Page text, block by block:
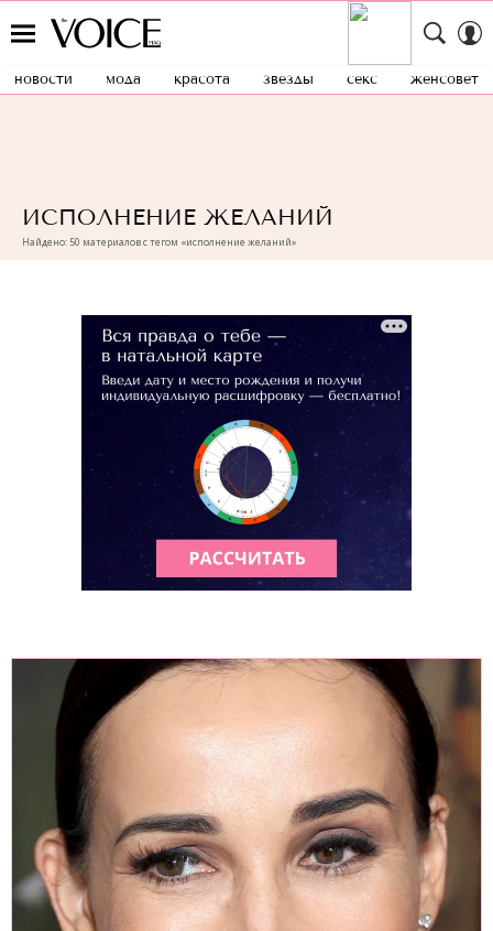
новости мода красота звезды секс женсовет
ИСПОЛНЕНИЕ ЖЕЛАНИЙ
Найдено: 50 материалов с тегом «исполнение желаний»